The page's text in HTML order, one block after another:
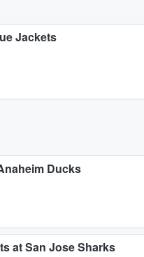
Jackets
Ducks
at San Jose Sharks